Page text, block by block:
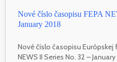
Nové číslo časopisu FEPA
January 2018
Nové číslo časopisu Európskej
NEWS II Series No. 32 –